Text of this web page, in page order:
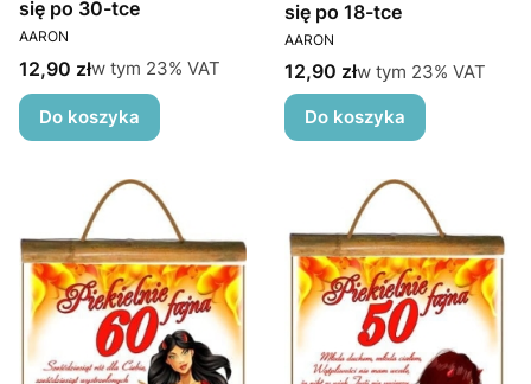
się po 30-tce
PRODUCENT
AARON
Cena brutto
12,90 złw tym %s VAT
w tym 23% VAT
Do koszyka
się po 18-tce
PRODUCENT
AARON
Cena brutto
12,90 złw tym %s VAT
w tym 23% VAT
Do koszyka